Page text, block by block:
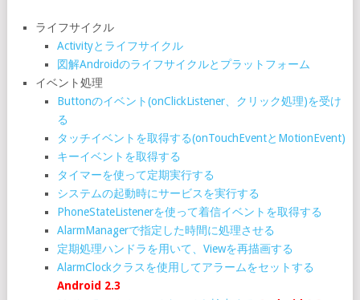
ライフサイクル
Activityとライフサイクル
図解Androidのライフサイクルとプラットフォーム
イベント処理
Buttonのイベント(onClickListener、クリック処理)を受け
る
タッチイベントを取得する(onTouchEventとMotionEvent)
キーイベントを取得する
タイマーを使って定期実行する
システムの起動時にサービスを実行する
PhoneStateListenerを使って着信イベントを取得する
AlarmManagerで指定した時間に処理させる
定期処理ハンドラを用いて、Viewを再描画する
AlarmClockクラスを使用してアラームをセットする
Android 2.3